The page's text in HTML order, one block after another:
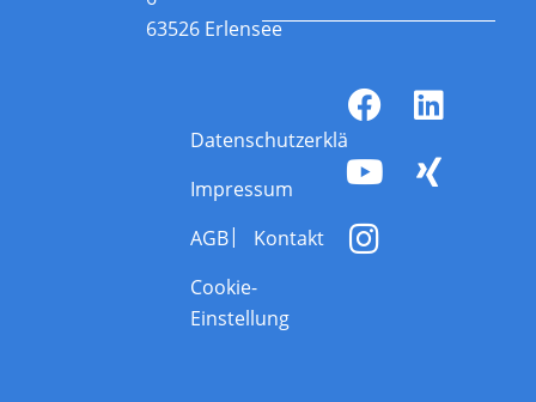
63526 Erlensee
Datenschutzerklärung
Impressum
AGB
Kontakt
Cookie-
Einstellung